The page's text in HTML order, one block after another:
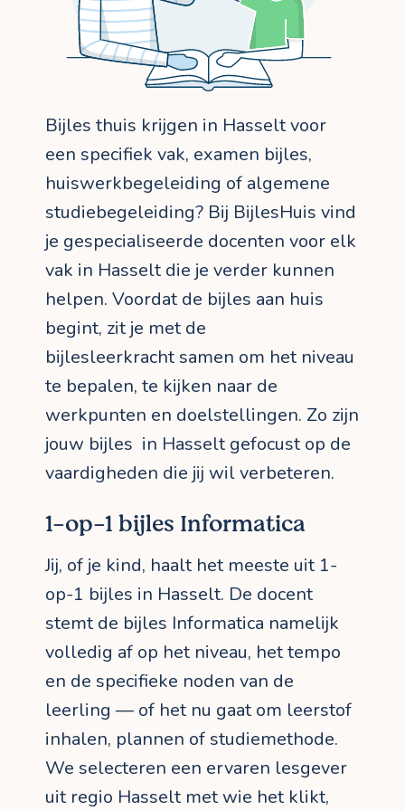
Bijles thuis krijgen in Hasselt voor
een specifiek vak, examen bijles,
huiswerkbegeleiding of algemene
studiebegeleiding? Bij BijlesHuis vind
je gespecialiseerde docenten voor elk
vak in Hasselt die je verder kunnen
helpen. Voordat de bijles aan huis
begint, zit je met de
bijlesleerkracht samen om het niveau
te bepalen, te kijken naar de
werkpunten en doelstellingen. Zo zijn
jouw bijles in Hasselt gefocust op de
vaardigheden die jij wil verbeteren.
1-op-1 bijles Informatica
Jij, of je kind, haalt het meeste uit 1-
op-1 bijles in Hasselt. De docent
stemt de bijles Informatica namelijk
volledig af op het niveau, het tempo
en de specifieke noden van de
leerling — of het nu gaat om leerstof
inhalen, plannen of studiemethode.
We selecteren een ervaren lesgever
uit regio Hasselt met wie het klikt,